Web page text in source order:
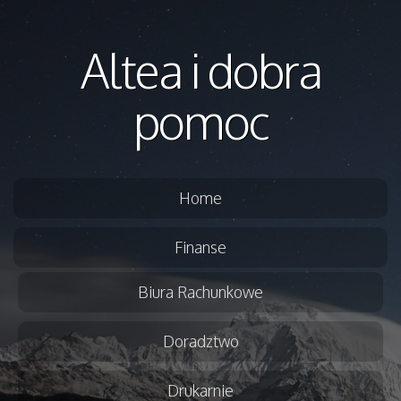
Altea i dobra
pomoc
Home
Finanse
Biura Rachunkowe
Doradztwo
Drukarnie